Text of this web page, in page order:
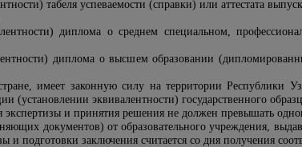
табеля успеваемости (справки) или аттестата
диплома о среднем специальном,
диплома о высшем образовании
имеет законную силу на территории Республики
(установлении эквивалентности) государственного
экспертизы и принятия решения не должен превышать
документов) от образовательного учреждения,
подготовки заключения считается со дня получения